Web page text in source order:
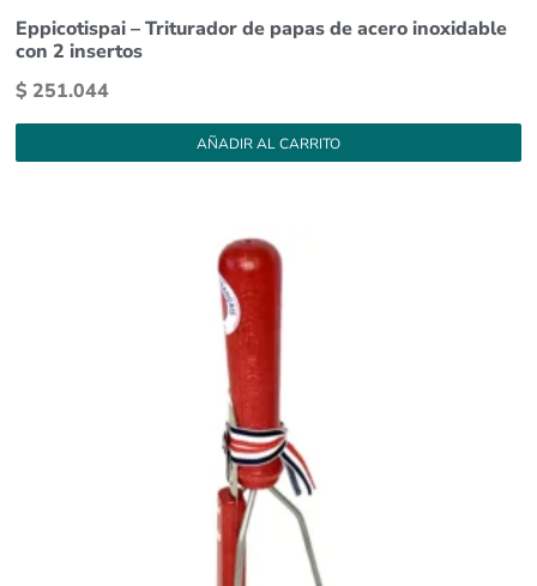
Eppicotispai – Triturador de papas de acero inoxidable
con 2 insertos
$ 251.044
AÑADIR AL CARRITO